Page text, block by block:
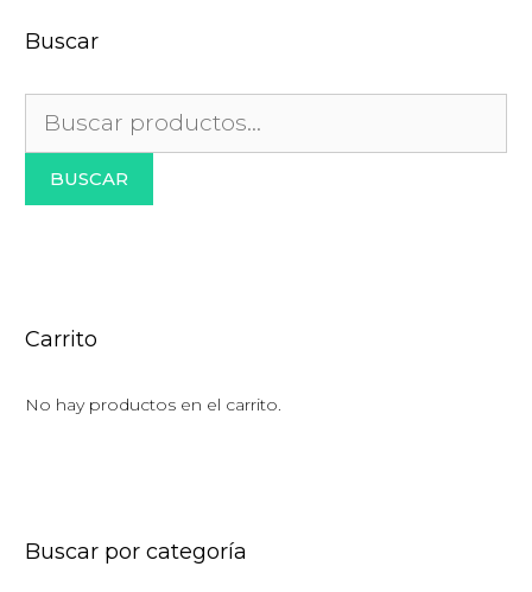
Buscar
BUSCAR
Carrito
No hay productos en el carrito.
Buscar por categoría